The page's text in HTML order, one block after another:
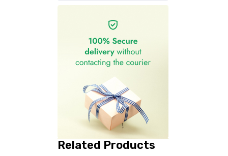
Related Products